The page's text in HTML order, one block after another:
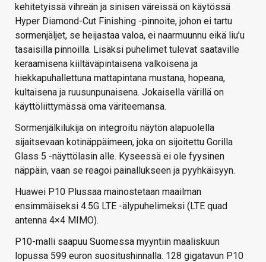
kehitetyissä vihreän ja sinisen väreissä on käytössä
Hyper Diamond-Cut Finishing -pinnoite, johon ei tartu
sormenjäljet, se heijastaa valoa, ei naarmuunnu eikä liu’u
tasaisilla pinnoilla. Lisäksi puhelimet tulevat saataville
keraamisena kiiltäväpintaisena valkoisena ja
hiekkapuhallettuna mattapintana mustana, hopeana,
kultaisena ja ruusunpunaisena. Jokaisella värillä on
käyttöliittymässä oma väriteemansa.
Sormenjälkilukija on integroitu näytön alapuolella
sijaitsevaan kotinäppäimeen, joka on sijoitettu Gorilla
Glass 5 -näyttölasin alle. Kyseessä ei ole fyysinen
näppäin, vaan se reagoi painallukseen ja pyyhkäisyyn.
Huawei P10 Plussaa mainostetaan maailman
ensimmäiseksi 4.5G LTE -älypuhelimeksi (LTE quad
antenna 4×4 MIMO).
P10-malli saapuu Suomessa myyntiin maaliskuun
lopussa 599 euron suositushinnalla. 128 gigatavun P10